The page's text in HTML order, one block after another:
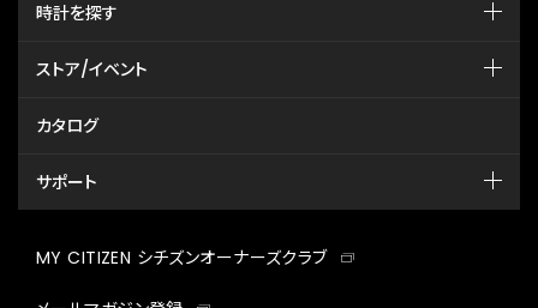
時計を探す
ストア/イベント
カタログ
サポート
MY CITIZEN シチズンオーナーズクラブ